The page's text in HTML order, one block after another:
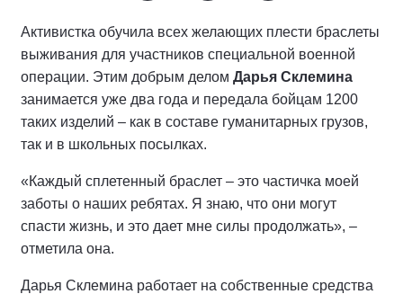
Активистка обучила всех желающих плести браслеты
выживания для участников специальной военной
операции. Этим добрым делом Дарья Склемина
занимается уже два года и передала бойцам 1200
таких изделий – как в составе гуманитарных грузов,
так и в школьных посылках.
«Каждый сплетенный браслет – это частичка моей
заботы о наших ребятах. Я знаю, что они могут
спасти жизнь, и это дает мне силы продолжать», –
отметила она.
Дарья Склемина работает на собственные средства